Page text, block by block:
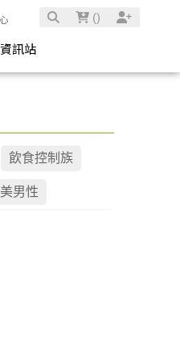
()
訊站
飲食控制族
男性